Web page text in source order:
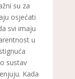
su za
osjećati
svi imaju
u
sustav
Kada